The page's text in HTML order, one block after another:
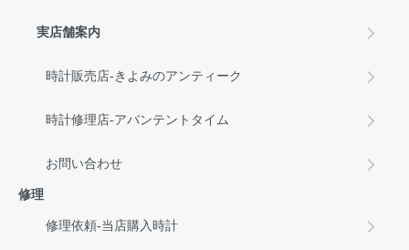
実店舗案内
時計販売店-きよみのアンティーク
時計修理店-アバンテントタイム
お問い合わせ
修理
修理依頼-当店購入時計